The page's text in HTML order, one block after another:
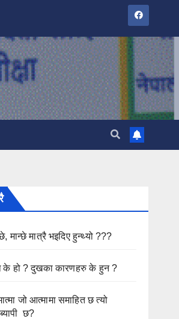
मान्छे मात्रै भइदिए हुन्थ्यो ???
के हो ? दुखका कारणहरु के हुन ?
जो आत्मामा समाहित छ त्यो
छ?